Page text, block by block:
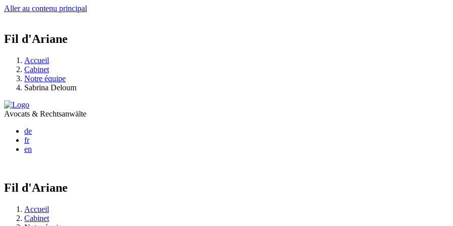
Aller au contenu principal
Fil d'Ariane
Accueil
Cabinet
Notre équipe
Sabrina Deloum
Avocats & Rechtsanwälte
de
fr
en
Fil d'Ariane
Accueil
Cabinet